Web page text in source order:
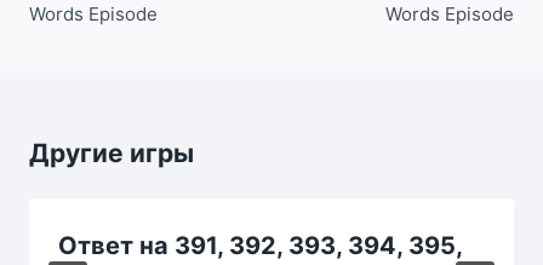
Words Episode
Words Episode
Другие игры
Ответ на 391, 392, 393, 394, 395,